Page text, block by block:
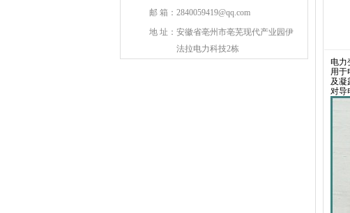
邮 箱： 2840059419@qq.com
地 址： 安徽省亳州市亳芜现代产业园伊
法拉电力科技2栋
电力
用于
及凝
对导